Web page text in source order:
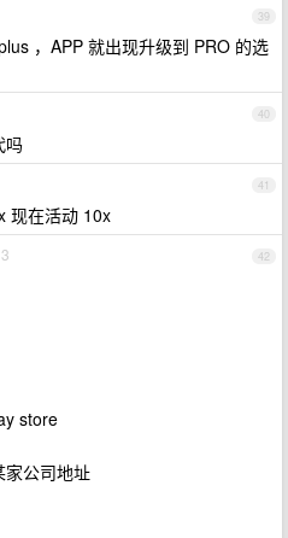
39
，APP 就出现升级到 PRO 的选
40
吗
41
现在活动 10x
42
3
store
家公司地址